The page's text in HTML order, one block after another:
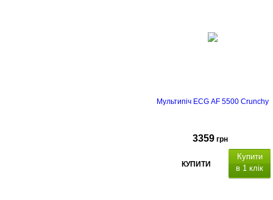
Мультипіч ECG AF 5500 Crunchy
3359 грн
КУПИТИ
Купити
в 1 клік